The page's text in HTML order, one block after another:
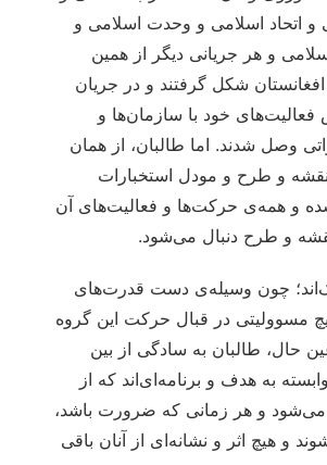
اتحاد اسلامی و وحدت اسلامی و
و هر جریانی دیگر از همین
شکل گرفتند و در جریان
خود با سازمان‌ها و
وصل شدند. اما طالبان، از همان
نقشه و طرح و مودل استخبارات
و همه‌ی حرکت‌ها و فعالیت‌های آن
و طرح دنبال می‌شود.
چون وسیله‌ی دست قدرت‌های
مسوولیتی در قبال حرکت این گروه
حال، طالبان به سادگی از بین
به هدف و برنامه‌ای‌اند که از
می‌شود و هر زمانی که ضرورت باشد،
و هیچ اثر و نشانه‌ای از آنان باقی